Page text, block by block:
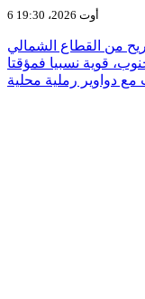
6 أوت 2026، 19:30
من القطاع الشمالي
قوية نسبيا فمؤقتا